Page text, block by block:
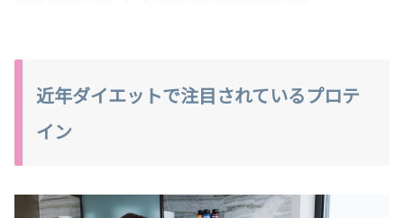
近年ダイエットで注目されているプロテ
イン